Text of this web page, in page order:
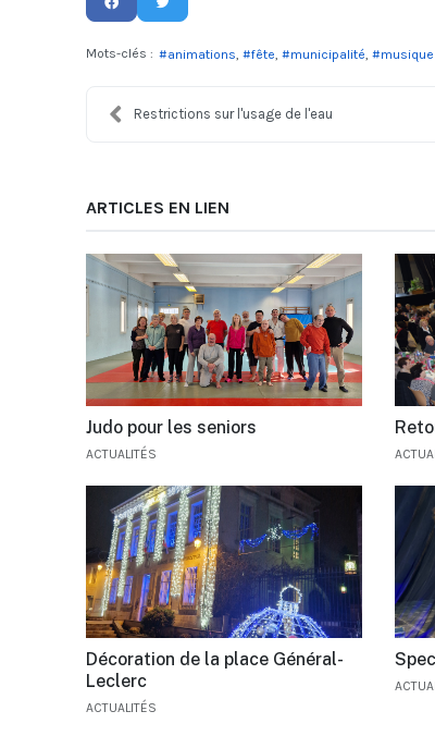
Mots-clés : animations fête municipalité musique
Restrictions sur l'usage de l'eau
ARTICLES EN LIEN
Judo pour les seniors
ACTUALITÉS
Décoration de la place Général-
Leclerc
ACTUALITÉS